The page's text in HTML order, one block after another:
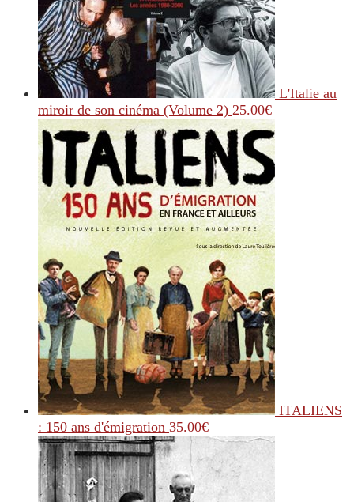
L'Italie au
miroir de son cinéma (Volume 2) 25.00€
ITALIENS
: 150 ans d'émigration 35.00€